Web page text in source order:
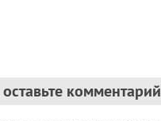
комментарий